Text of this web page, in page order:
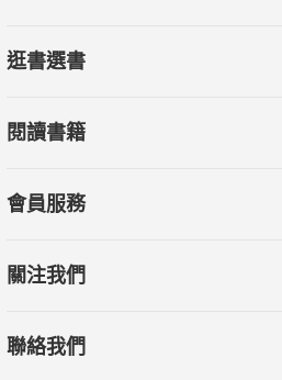
逛書選書
閱讀書籍
會員服務
關注我們
聯絡我們